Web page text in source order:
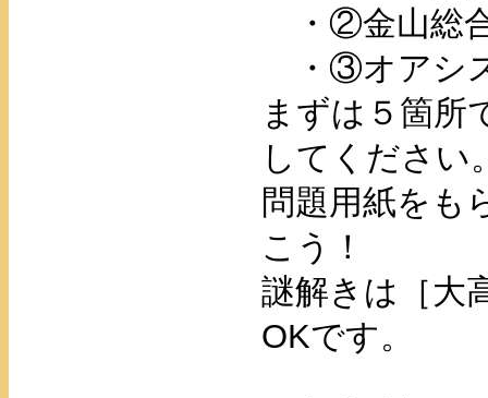
・②金山総
・③オアシ
まずは５箇所
してください
問題用紙をも
こう！
謎解きは
［
OKです。